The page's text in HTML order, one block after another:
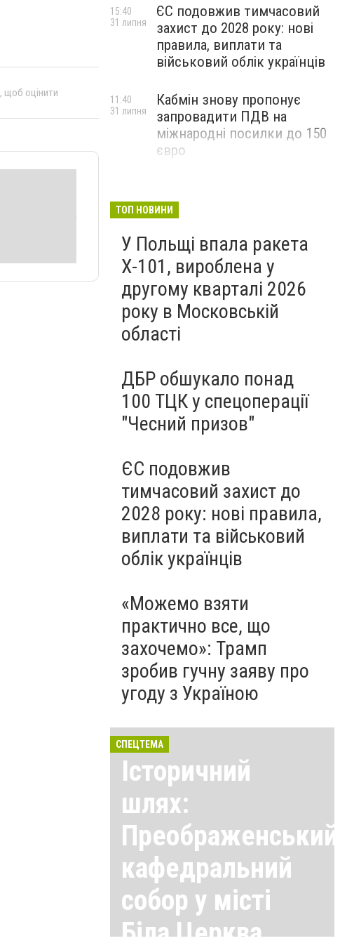
, щоб оцінити
ЄС подовжив тимчасовий
захист до 2028 року: нові
правила, виплати та
військовий облік українців
15:40
31 липня
Кабмін знову пропонує
запровадити ПДВ на
міжнародні посилки до 150
євро
11:40
31 липня
ТОП НОВИНИ
У Польщі впала ракета
Х-101, вироблена у
другому кварталі 2026
року в Московській
області
ДБР обшукало понад
100 ТЦК у спецоперації
"Чесний призов"
ЄС подовжив
тимчасовий захист до
2028 року: нові правила,
виплати та військовий
облік українців
«Можемо взяти
практично все, що
захочемо»: Трамп
зробив гучну заяву про
угоду з Україною
СПЕЦТЕМА
Історичний
шлях:
Преображенський
кафедральний
собор у місті
Біла Церква